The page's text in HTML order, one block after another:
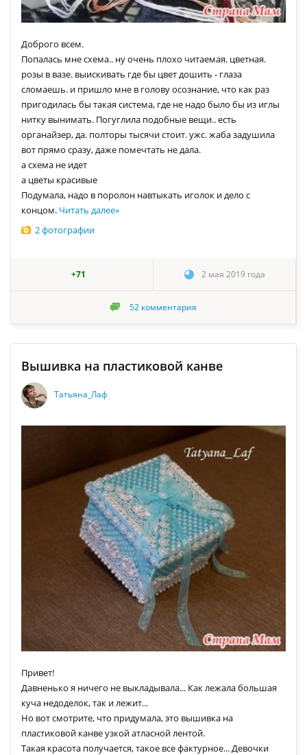
Доброго всем.
Попалась мне схема.. ну очень плохо читаемая. цветная.
розы в вазе. выискивать где бы цвет дошить - глаза
сломаешь. и пришло мне в голову осознание, что как раз
пригодилась бы такая система, где не надо было бы из иглы
нитку вынимать. Погуглила подобные вещи.. есть
органайзер, да. полторы тысячи стоит. ужс. жаба задушила
вот прямо сразу, даже помечтать не дала.
а схема не идет
а цветы красивые
Подумала, надо в поролон навтыкать иголок и дело с
концом. Читать далее»
2 фотографии
+71 2 мая 2019 года
52 комментария
Вышивка на пластиковой канве
Татьяна_Лаф
Привет!
Давненько я ничего не выкладывала... Как лежала большая
куча недоделок, так и лежит...
Но вот смотрите, что придумала, это вышивка на
пластиковой канве узкой атласной лентой.
Такая красота получается, такое все фактурное... Девочки